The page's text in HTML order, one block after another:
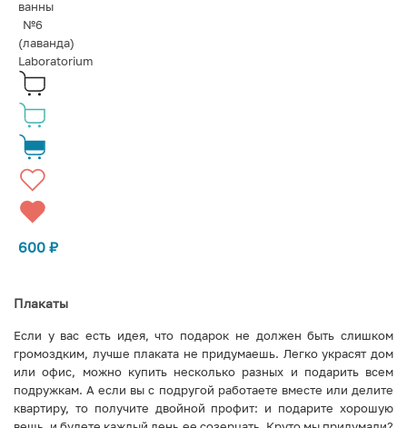
ванны
№6
(лаванда)
Laboratorium
600 ₽
Плакаты
Если у вас есть идея, что подарок не должен быть слишком
громоздким, лучше плаката не придумаешь. Легко украсят дом
или офис, можно купить несколько разных и подарить всем
подружкам. А если вы с подругой работаете вместе или делите
квартиру, то получите двойной профит: и подарите хорошую